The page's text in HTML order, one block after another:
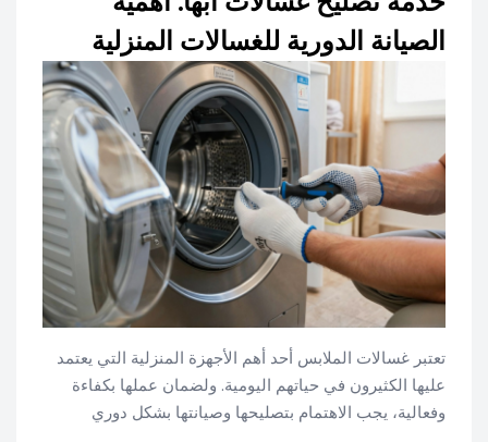
الصيانة الدورية للغسالات المنزلية
تعتبر غسالات الملابس أحد أهم الأجهزة المنزلية التي يعتمد
عليها الكثيرون في حياتهم اليومية. ولضمان عملها بكفاءة
وفعالية، يجب الاهتمام بتصليحها وصيانتها بشكل دوري